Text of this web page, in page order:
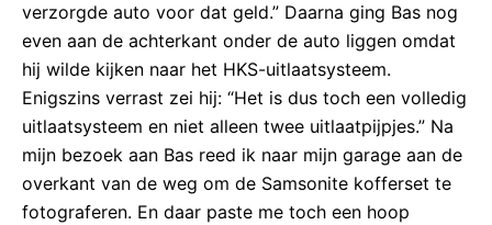
verzorgde auto voor dat geld.” Daarna ging Bas nog
even aan de achterkant onder de auto liggen omdat
hij wilde kijken naar het HKS-uitlaatsysteem.
Enigszins verrast zei hij: “Het is dus toch een volledig
uitlaatsysteem en niet alleen twee uitlaatpijpjes.” Na
mijn bezoek aan Bas reed ik naar mijn garage aan de
overkant van de weg om de Samsonite kofferset te
fotograferen. En daar paste me toch een hoop